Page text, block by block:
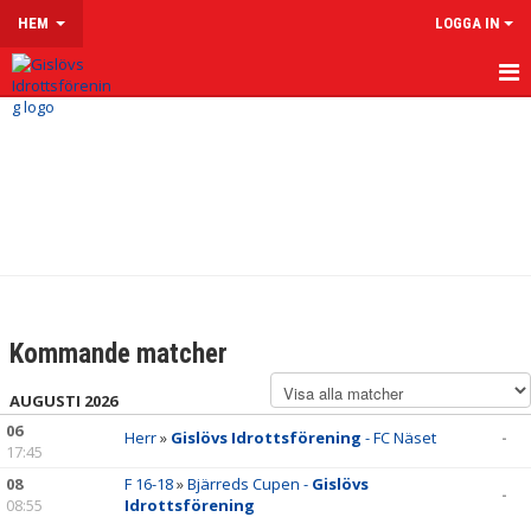
HEM LOGGA IN
HEM
KLUBBSHOP
MENTAL HÄLSA
Kommande matcher
AUGUSTI 2026
06
17:45
Herr» Gislövs Idrottsförening - FC Näset -
08
08:55
F 16-18»Bjärreds Cupen - Gislövs
Idrottsförening
-